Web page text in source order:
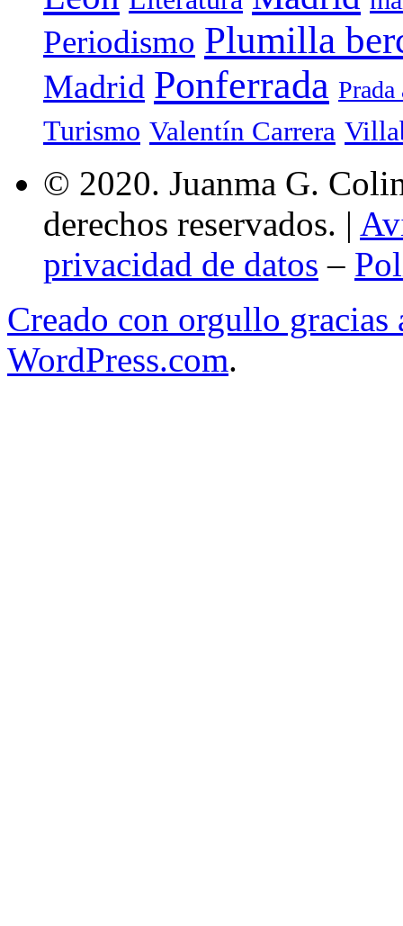
Periodismo Plumilla
Madrid Ponferrada Prada
Turismo Valentín Carrera
© 2020. Juanma G.
derechos reservados. |
privacidad de datos –
Creado con orgullo gracias
WordPress.com.